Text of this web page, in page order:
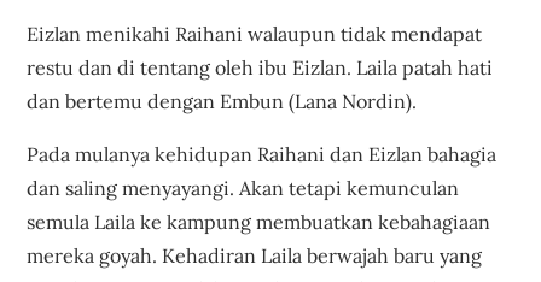
Eizlan menikahi Raihani walaupun tidak mendapat
restu dan di tentang oleh ibu Eizlan. Laila patah hati
dan bertemu dengan Embun (Lana Nordin).
Pada mulanya kehidupan Raihani dan Eizlan bahagia
dan saling menyayangi. Akan tetapi kemunculan
semula Laila ke kampung membuatkan kebahagiaan
mereka goyah. Kehadiran Laila berwajah baru yang